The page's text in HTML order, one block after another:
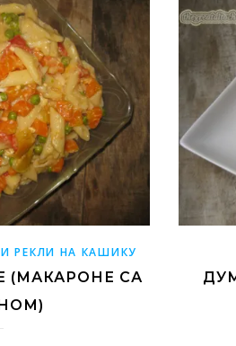
РЕКЛИ НА КАШИКУ
(МАКАРОНЕ СА